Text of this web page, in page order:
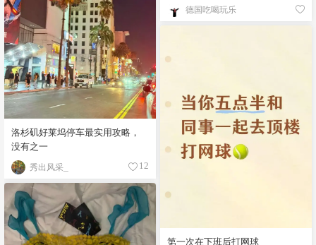
德国吃喝玩乐
洛杉矶好莱坞停车最实用攻略，
没有之一
秀出风采_ 12
第一次在下班后打网球